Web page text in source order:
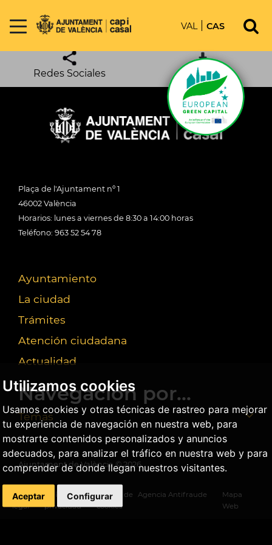
Utilizamos cookies
Usamos cookies y otras técnicas de rastreo para mejorar
tu experiencia de navegación en nuestra web, para
mostrarte contenidos personalizados y anuncios
adecuados, para analizar el tráfico en nuestra web y para
comprender de donde llegan nuestros visitantes.
Aceptar Configurar
VAL CAS
Redes Sociales Descargas
Plaça de l'Ajuntament nº 1
46002 València
Horarios: lunes a viernes de 8:30 a 14:00 horas
Teléfono: 963 52 54 78
Ayuntamiento
La ciudad
Trámites
Atención ciudadana
Actualidad
Navegación por...
Temas
Ajuntament de València ©2026
Aviso
legal
Política
privacidad
Política de
cookies
Agencia Antifraude
Mapa
Web